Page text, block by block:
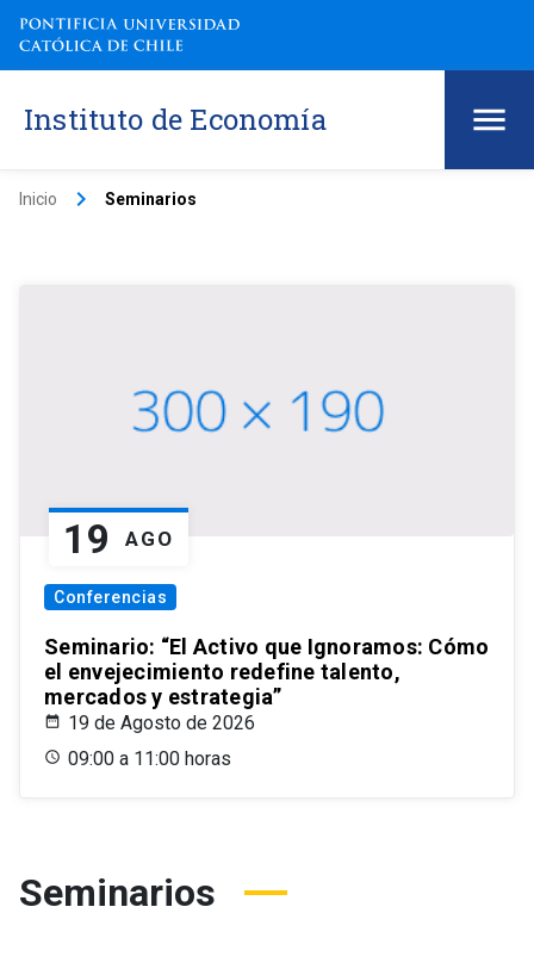
Instituto de Economía
Inicio keyboard_arrow_right Seminarios
19 AGO
Conferencias
Seminario: “El Activo que Ignoramos: Cómo
el envejecimiento redefine talento,
mercados y estrategia”
19 de Agosto de 2026
09:00 a 11:00 horas
Seminarios